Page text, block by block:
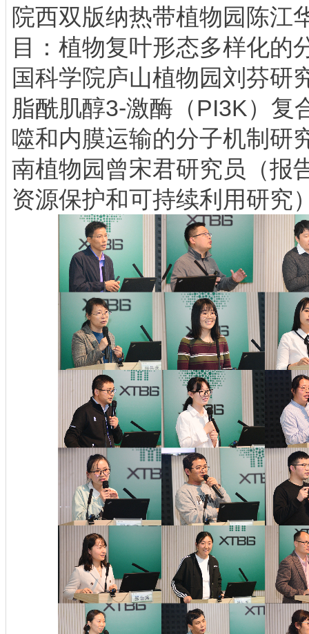
院西双版纳热带植物园陈江
目：植物复叶形态多样化的
国科学院庐山植物园刘芬研
脂酰肌醇3-激酶（PI3K）复
噬和内膜运输的分子机制研
南植物园曾宋君研究员（报
资源保护和可持续利用研究